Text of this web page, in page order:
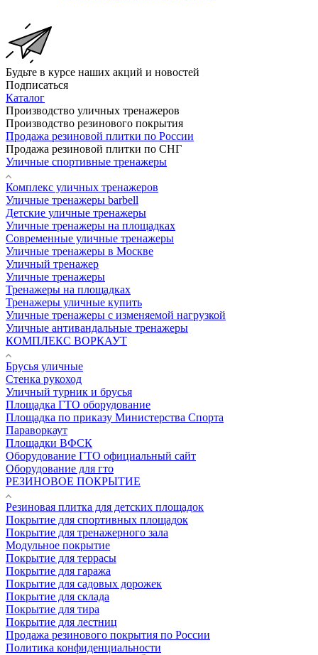
Будьте в курсе наших акций и новостей
Подписаться
Каталог
Производство уличных тренажеров
Производство резинового покрытия
Продажа резиновой плитки по России
Продажа резиновой плитки по СНГ
Уличные спортивные тренажеры
Комплекс уличных тренажеров
Уличные тренажеры barbell
Детские уличные тренажеры
Уличные тренажеры на площадках
Современные уличные тренажеры
Уличные тренажеры в Москве
Уличный тренажер
Уличные тренажеры
Тренажеры на площадках
Тренажеры уличные купить
Уличные тренажеры с изменяемой нагрузкой
Уличные антивандальные тренажеры
КОМПЛЕКС ВОРКАУТ
Брусья уличные
Стенка рукоход
Уличный турник и брусья
Площадка ГТО оборудование
Площадка по приказу Министерства Спорта
Параворкаут
Площадки ВФСК
Оборудование ГТО официальный сайт
Оборудование для гто
РЕЗИНОВОЕ ПОКРЫТИЕ
Резиновая плитка для детских площадок
Покрытие для спортивных площадок
Покрытие для тренажерного зала
Модульное покрытие
Покрытие для террасы
Покрытие для гаража
Покрытие для садовых дорожек
Покрытие для склада
Покрытие для тира
Покрытие для лестниц
Продажа резинового покрытия по России
Политика конфиденциальности